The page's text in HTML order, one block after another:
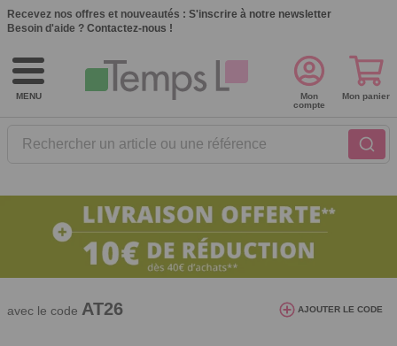
Recevez nos offres et nouveautés : S'inscrire à notre newsletter
Besoin d'aide ? Contactez-nous !
MENU
Rechercher un article ou une référence
Mon
compte
Mon panier
10€ de réduction dès 40€ d'achat. Offre
valable du 03/08/2026 au 12/08/2026.
avec le code AT26 AJOUTER LE CODE